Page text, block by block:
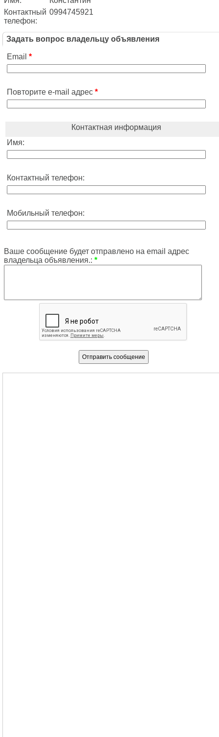
Контактный
телефон:
0994745921
Задать вопрос владельцу объявления
Email *
Повторите e-mail адрес *
Контактная информация
Имя:
Контактный телефон:
Мобильный телефон:
Ваше сообщение будет отправлено на email адрес
владельца объявления.: *